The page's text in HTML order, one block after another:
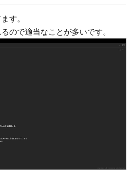
す。
ので適当なことが多いです。